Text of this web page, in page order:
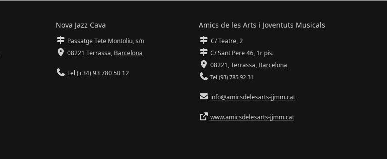
Nova Jazz Cava
Passatge Tete Montoliu, s/n
08221 Terrassa, Barcelona
Tel (+34) 93 780 50 12
Amics de les Arts i Joventuts Musicals
C/ Teatre, 2
C/ Sant Pere 46, 1r pis.
08221,Terrassa, Barcelona
Tel (93) 785 92 31
info@amicsdelesarts-jjmm.cat
www.amicsdelesarts-jjmm.cat